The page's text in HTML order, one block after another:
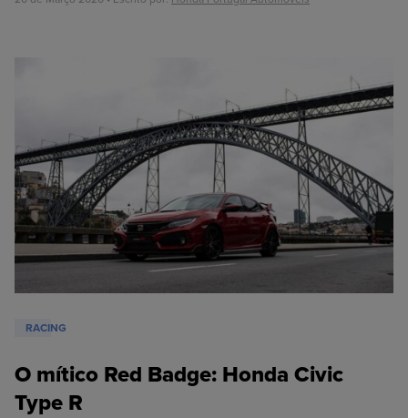
RACING
O mítico Red Badge: Honda Civic
Type R